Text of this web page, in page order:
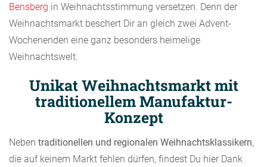
Bensberg in Weihnachtsstimmung versetzen. Denn der
Weihnachtsmarkt beschert Dir an gleich zwei Advent-
Wochenenden eine ganz besonders heimelige
Weihnachtswelt.
Unikat Weihnachtsmarkt mit
traditionellem Manufaktur-
Konzept
Neben traditionellen und regionalen Weihnachtsklassikern,
die auf keinem Markt fehlen dürfen, findest Du hier Dank